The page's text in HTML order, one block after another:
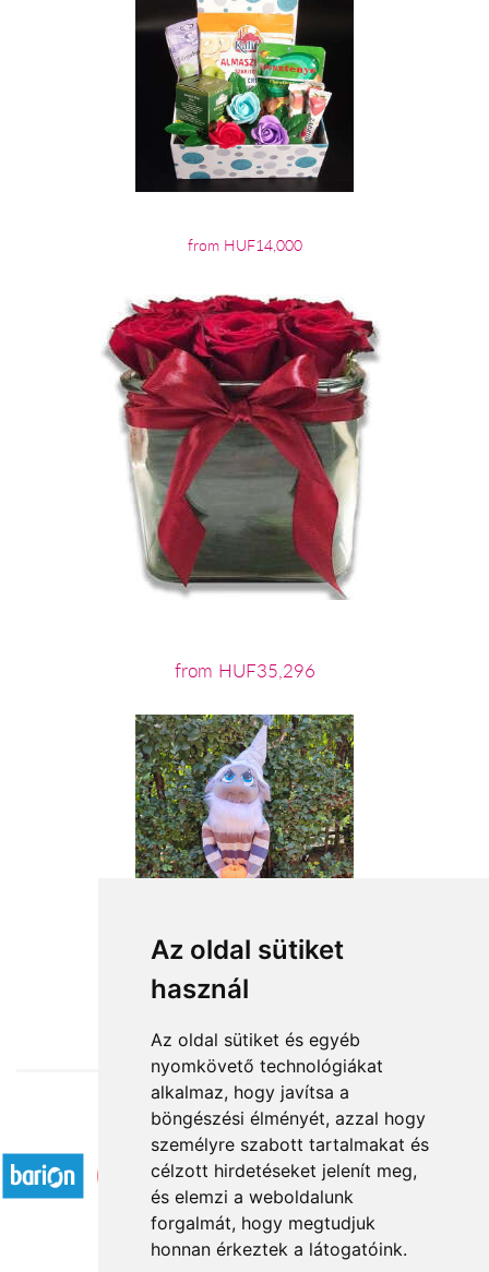
Az oldal sütiket
használ
Az oldal sütiket és egyéb
nyomkövető technológiákat
alkalmaz, hogy javítsa a
böngészési élményét, azzal hogy
személyre szabott tartalmakat és
célzott hirdetéseket jelenít meg,
és elemzi a weboldalunk
forgalmát, hogy megtudjuk
honnan érkeztek a látogatóink.
from HUF14,000
from HUF35,296
from HUF18,760
Accepted payment methods